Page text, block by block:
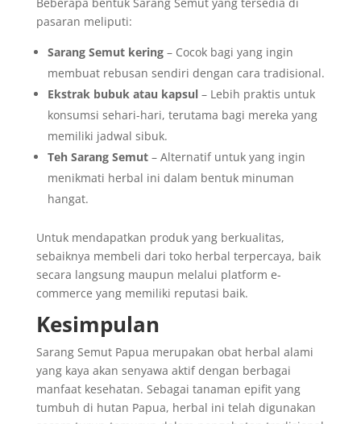
pasaran meliputi:
Sarang Semut kering– Cocok bagi yang ingin
membuat rebusan sendiri dengan cara tradisional.
Ekstrak bubuk atau kapsul– Lebih praktis untuk
konsumsi sehari-hari, terutama bagi mereka yang
memiliki jadwal sibuk.
Teh Sarang Semut– Alternatif untuk yang ingin
menikmati herbal ini dalam bentuk minuman
hangat.
Untuk mendapatkan produk yang berkualitas,
sebaiknya membeli dari toko herbal terpercaya, baik
secara langsung maupun melalui platform e-
commerce yang memiliki reputasi baik.
Kesimpulan
Sarang Semut Papua merupakan obat herbal alami
yang kaya akan senyawa aktif dengan berbagai
manfaat kesehatan. Sebagai tanaman epifit yang
tumbuh di hutan Papua, herbal ini telah digunakan